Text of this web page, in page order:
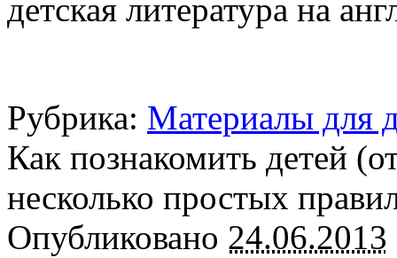
детская литература на
Рубрика: Материалы для
Как познакомить детей
несколько простых
Опубликовано 24.06.2013